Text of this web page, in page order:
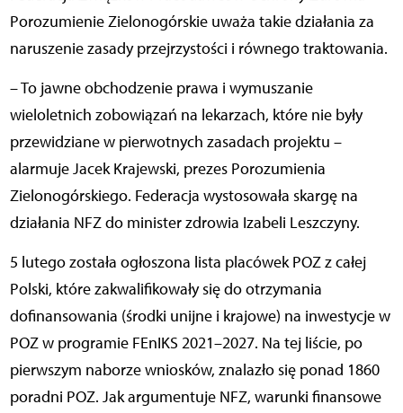
Porozumienie Zielonogórskie uważa takie działania za
naruszenie zasady przejrzystości i równego traktowania.
– To jawne obchodzenie prawa i wymuszanie
wieloletnich zobowiązań na lekarzach, które nie były
przewidziane w pierwotnych zasadach projektu –
alarmuje Jacek Krajewski, prezes Porozumienia
Zielonogórskiego. Federacja wystosowała skargę na
działania NFZ do minister zdrowia Izabeli Leszczyny.
5 lutego została ogłoszona lista placówek POZ z całej
Polski, które zakwalifikowały się do otrzymania
dofinansowania (środki unijne i krajowe) na inwestycje w
POZ w programie FEnIKS 2021–2027. Na tej liście, po
pierwszym naborze wniosków, znalazło się ponad 1860
poradni POZ. Jak argumentuje NFZ, warunki finansowe